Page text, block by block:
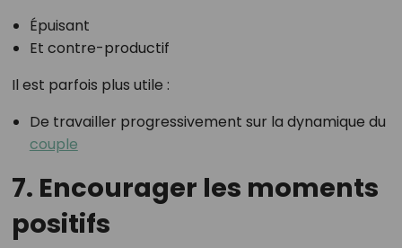
Épuisant
Et contre-productif
Il est parfois plus utile :
De travailler progressivement sur la dynamique du
couple
7. Encourager les moments
positifs